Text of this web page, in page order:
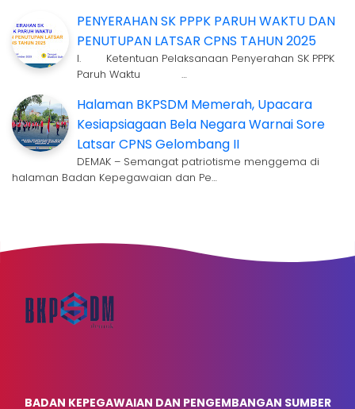
PENYERAHAN SK PPPK PARUH WAKTU DAN
PENUTUPAN LATSAR CPNS TAHUN 2025
I. Ketentuan Pelaksanaan Penyerahan SK PPPK
Paruh Waktu …
Halaman BKPSDM Memerah, Upacara
Kesiapsiagaan Bela Negara Warnai Sore
Latsar CPNS Gelombang II
DEMAK – Semangat patriotisme menggema di
halaman Badan Kepegawaian dan Pe…
BADAN KEPEGAWAIAN DAN PENGEMBANGAN SUMBER